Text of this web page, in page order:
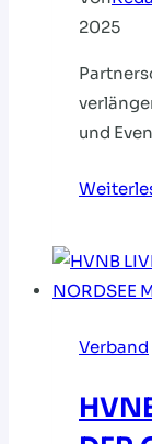
2025
und
Verband